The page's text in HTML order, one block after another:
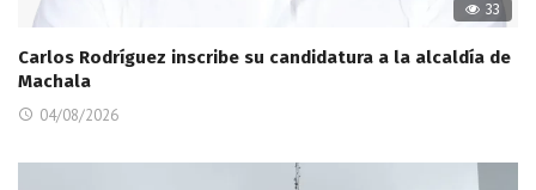
33
Carlos Rodríguez inscribe su candidatura a la alcaldía de
Machala
04/08/2026